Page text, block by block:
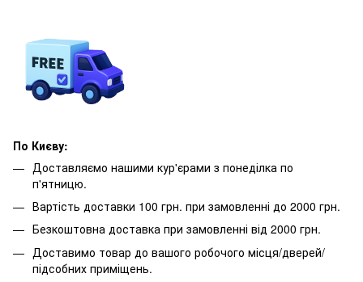
По Києву:
Доставляємо нашими кур'єрами з понеділка по
п'ятницю.
Вартість доставки 100 грн. при замовленні до 2000 грн.
Безкоштовна доставка при замовленні від 2000 грн.
Доставимо товар до вашого робочого місця/дверей/
підсобних приміщень.